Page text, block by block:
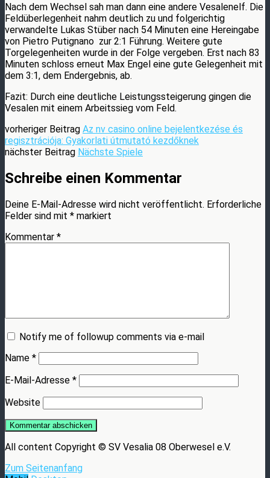
Nach dem Wechsel sah man dann eine andere Vesalenelf. Die
Feldüberlegenheit nahm deutlich zu und folgerichtig
verwandelte Lukas Stüber nach 54 Minuten eine Hereingabe
von Pietro Putignano zur 2:1 Führung. Weitere gute
Torgelegenheiten wurde in der Folge vergeben. Erst nach 83
Minuten schloss erneut Max Engel eine gute Gelegenheit mit
dem 3:1, dem Endergebnis, ab.
Fazit: Durch eine deutliche Leistungssteigerung gingen die
Vesalen mit einem Arbeitssieg vom Feld.
vorheriger Beitrag Az nv casino online bejelentkezése és
regisztrációja: Gyakorlati útmutató kezdőknek
nächster Beitrag Nächste Spiele
Schreibe einen Kommentar
Deine E-Mail-Adresse wird nicht veröffentlicht. Erforderliche
Felder sind mit * markiert
Kommentar *
Notify me of followup comments via e-mail
Name *
E-Mail-Adresse *
Website
All content Copyright © SV Vesalia 08 Oberwesel e.V.
Zum Seitenanfang